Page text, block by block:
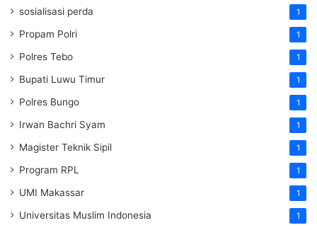
sosialisasi perda 1
Propam Polri 1
Polres Tebo 1
Bupati Luwu Timur 1
Polres Bungo 1
Irwan Bachri Syam 1
Magister Teknik Sipil 1
Program RPL 1
UMI Makassar 1
Universitas Muslim Indonesia 1